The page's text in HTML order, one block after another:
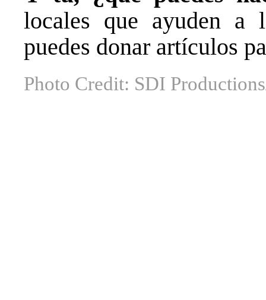
locales que ayuden a
puedes donar artículos
Photo Credit: SDI